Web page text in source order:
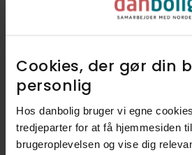
Cookies, der gør din
personlig​
Hos danbolig bruger vi egne
tredjeparter for at få hjemmesiden
brugeroplevelsen og vise dig
Villa
Clausholmvej 332,
8370Hadsten
895.000 kr.80 m²2 rum